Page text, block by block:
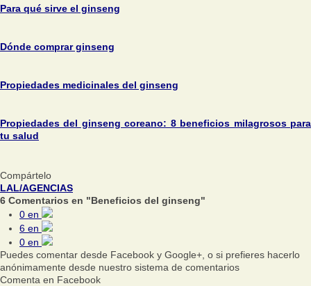
Para qué sirve el ginseng
Dónde comprar ginseng
Propiedades medicinales del ginseng
Propiedades del ginseng coreano: 8 beneficios milagrosos para
tu salud
Compártelo
LAL/AGENCIAS
6 Comentarios en "Beneficios del ginseng"
0 en
6 en
0 en
Puedes comentar desde Facebook y Google+, o si prefieres hacerlo
anónimamente desde nuestro sistema de comentarios
Comenta en Facebook